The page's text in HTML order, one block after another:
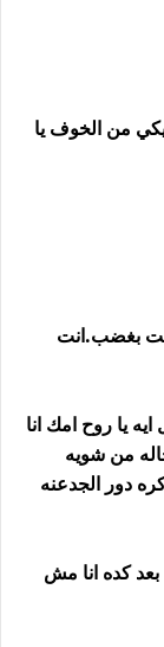
من الخوف يا
بغضب.انت
يا روح امك انا
من شويه
دور الجدعنه
كده انا مش